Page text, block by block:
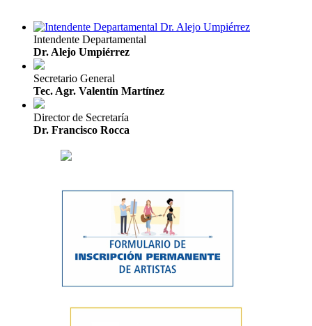
Intendente Departamental
Dr. Alejo Umpiérrez
Secretario General
Tec. Agr. Valentín Martínez
Director de Secretaría
Dr. Francisco Rocca